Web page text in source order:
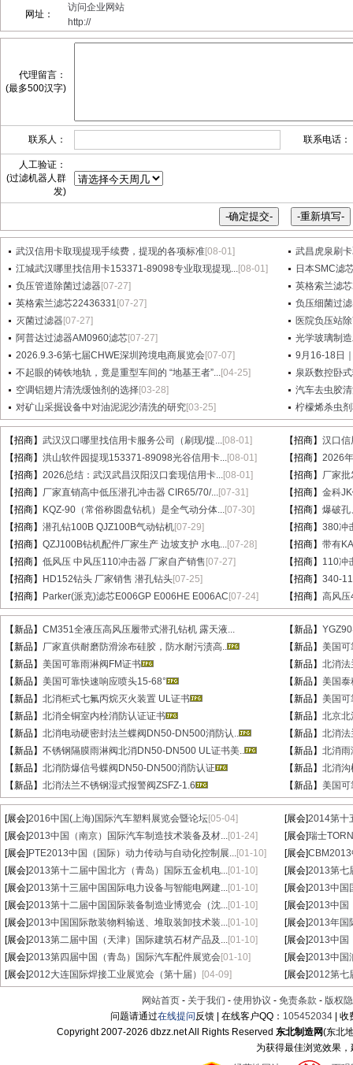
网址：
访问企业网站
http://
代理留言：
(最多500汉字)
联系人： 联系电话：
人工验证：
(过滤机器人群
发)
武汉信用卡取现提现手续费，提现的各项标准[08-01]
武昌虎泉刷
江城武汉哪里找信用卡153371-89098专业取现提现...[08-01]
日本SMC滤
负压管道除菌过滤器[07-27]
英格索兰滤
英格索兰滤芯22436331 [07-27]
负压细菌过
灭菌过滤器[07-27]
医院负压站
阿普达过滤器AM0960滤芯[07-27]
光学玻璃制
2026.9.3-6第七届CHWE深圳跨境电商展览会[07-07]
9月16-18日
不起眼的铸铁地轨，竟是重型车间的 “地基王者”...[04-25]
泉跃数控卧
空调铝翅片清洗缓蚀剂的选择[03-28]
汽车去虫胶
对矿山采掘设备中对油泥泥沙清洗的研究[03-25] 柠檬烯杀虫
【招商】 武汉汉口哪里找信用卡服务公司（刷现/提...[08-01] 【招商】 汉口信
【招商】 洪山软件园提现153371-89098光谷信用卡...[08-01] 【招商】 2026
【招商】 2026总结：武汉武昌汉阳汉口套现信用卡...[08-01] 【招商】 厂家
【招商】 厂家直销高中低压潜孔冲击器 CIR65/70/...[07-31] 【招商】 金科
【招商】
KQZ-90（常俗称圆盘钻机）是全气动分体...[07-30] 【招商】 爆破孔
【招商】 潜孔钻100B QJZ100B气动钻机[07-29] 【招商】 380冲
【招商】 QZJ100B钻机配件厂家生产 边坡支护 水电...[07-28] 【招商】 带有
【招商】 低风压 中风压110冲击器 厂家自产销售 [07-27] 【招商】 110冲
【招商】
HD152钻头 厂家销售 潜孔钻头[07-25] 【招商】 340-
【招商】
Parker(派克)滤芯E006GP E006HE E006AC [07-24] 【招商】 高风压
【新品】 CM351全液压高风压履带式潜孔钻机 露天液... 【新品】
【新品】 厂家直供耐磨防滑涂布硅胶，防水耐污渍高.. 【新品】 美国可
【新品】 美国可靠雨淋阀FM证书 【新品】 北消法
【新品】 美国可靠快速响应喷头15-68° 【新品】 美国泰
【新品】 北消柜式七氟丙烷灭火装置 UL证书 【新品】 美国可
【新品】 北消全铜室内栓消防认证证书 【新品】 北京
【新品】 北消电动硬密封法兰蝶阀DN50-DN500消防认.. 【新品】 北消法
【新品】 不锈钢隔膜雨淋阀北消DN50-DN500 UL证书美.. 【新品】 北消
【新品】 北消防爆信号蝶阀DN50-DN500消防认证 【新品】 北消沟
【新品】 北消法兰不锈钢湿式报警阀ZSFZ-1.6 【新品】 美国可
[展会]2016中国(上海)国际汽车塑料展览会暨论坛[05-04] [展会]2014第十
[展会]2013中国（南京）国际汽车制造技术装备及材...[01-24] [展会]瑞士
[展会] PTE2013中国（国际）动力传动与自动化控制展...[01-10] [展会]CBM2013
[展会]2013第十二届中国北方（青岛）国际五金机电...[01-10] [展会]2013第七
[展会]2013第十三届中国国际电力设备与智能电网建...[01-10] [展会]2013中国
[展会]2013第十二届中国国际装备制造业博览会（沈...[01-10] [展会]2013中国
[展会]2013中国国际散装物料输送、堆取装卸技术装...[01-10] [展会]2013年国
[展会]2013第二届中国（天津）国际建筑石材产品及...[01-10] [展会]2013中国
[展会]2013第四届中国（青岛）国际汽车配件展览会[01-10] [展会]2013中国
[展会]2012大连国际焊接工业展览会（第十届） [04-09] [展会]2012第七
网站首页 - 关于我们 - 使用协议 - 免责条款 - 版权
问题请通过在线提问反馈 | 在线客户QQ： 105452034 |
Copyright 2007-2026 dbzz.net All Rights Reserved东北制造网(东北
为获得最佳浏览效果